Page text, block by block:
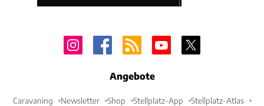
Angebote
Caravaning Newsletter Shop Stellplatz-App Stellplatz-Atlas